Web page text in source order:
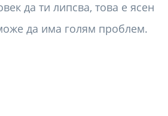
да ти липсва, това е ясен
да има голям проблем.